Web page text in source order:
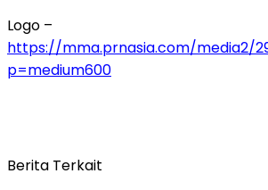
Logo –
https://mma.prnasia.com/media2/
p=medium600
Berita Terkait